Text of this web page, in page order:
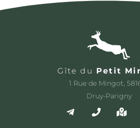
Gîte du Petit
1 Rue de Mingot,
Druy-Parigny
T
e
P
h
M
a